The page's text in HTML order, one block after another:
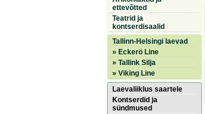
ettevõtted
Teatrid ja
kontserdisaalid
Tallinn-Helsingi laevad
» Eckerö Line
» Tallink Silja
» Viking Line
Laevaliiklus saartele
Kontserdid ja
sündmused